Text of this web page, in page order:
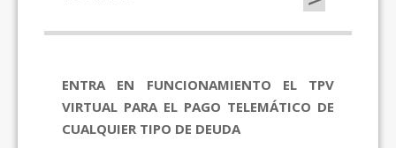
ENTRA EN FUNCIONAMIENTO EL TPV
VIRTUAL PARA EL PAGO TELEMÁTICO DE
CUALQUIER TIPO DE DEUDA